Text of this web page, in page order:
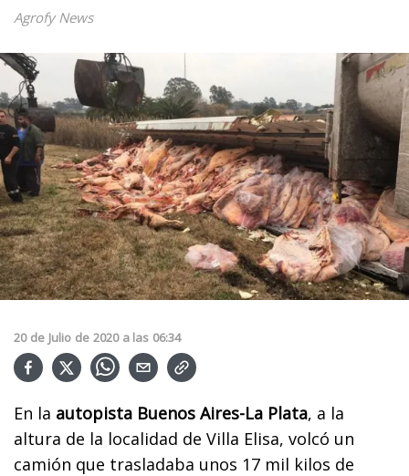
Agrofy News
20 de Julio de 2020 a las 06:34
En la autopista Buenos Aires-La Plata, a la
altura de la localidad de Villa Elisa, volcó un
camión que trasladaba unos 17 mil kilos de